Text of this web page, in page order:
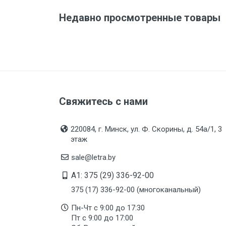
Подгруппа товара
Страна производства
Дата изготовления
Подтверждение
соответствия
Организация импортер
Недавно просмотренные товары
Свяжитесь с нами
220084, г. Минск, ул. Ф. Скорины, д. 54а/1, 3
этаж
sale@letra.by
A1: 375 (29) 336-92-00
375 (17) 336-92-00 (многоканальный)
Пн-Чт с 9:00 до 17:30
Пт с 9:00 до 17:00